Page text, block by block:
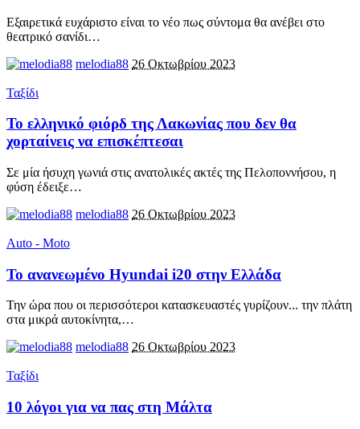
Εξαιρετικά ευχάριστο είναι το νέο πως σύντομα θα ανέβει στο
θεατρικό σανίδι…
melodia88 26 Οκτωβρίου 2023
Ταξίδι
Το ελληνικό φιόρδ της Λακωνίας που δεν θα
χορταίνεις να επισκέπτεσαι
Σε μία ήσυχη γωνιά στις ανατολικές ακτές της Πελοποννήσου, η
φύση έδειξε…
melodia88 26 Οκτωβρίου 2023
Auto - Moto
Το ανανεωμένο Hyundai i20 στην Ελλάδα
Την ώρα που οι περισσότεροι κατασκευαστές γυρίζουν... την πλάτη
στα μικρά αυτοκίνητα,…
melodia88 26 Οκτωβρίου 2023
Ταξίδι
10 λόγοι για να πας στη Μάλτα